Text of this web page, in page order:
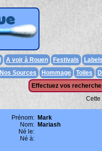
A voir à Rouen Festivals
Nos Sources Hommage Toiles
Effectuez vos
Prénom: Mark
Nom: Mariash
Né le:
Né à: